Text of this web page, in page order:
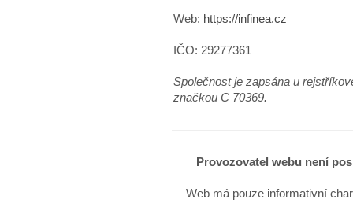
Web: https://infinea.cz
IČO: 29277361
Společnost je zapsána u
značkou C 70369.
Provozovatel webu není
Web má pouze informativní